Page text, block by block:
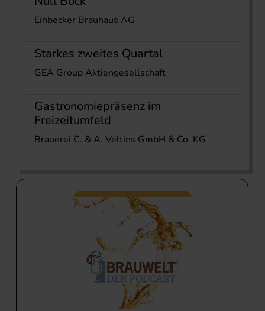
Einbecker Brauhaus AG
Starkes zweites Quartal
GEA Group Aktiengesellschaft
Gastronomiepräsenz im
Freizeitumfeld
Brauerei C. & A. Veltins GmbH & Co. KG